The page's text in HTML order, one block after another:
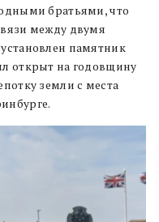
братьями, что
между двумя
памятник
открыт на годовщину
земли с места